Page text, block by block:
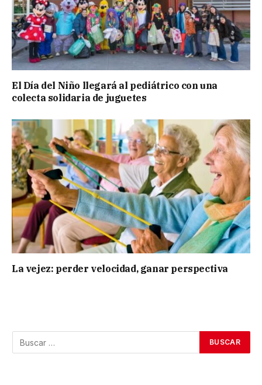
El Día del Niño llegará al pediátrico con una
colecta solidaria de juguetes
La vejez: perder velocidad, ganar perspectiva